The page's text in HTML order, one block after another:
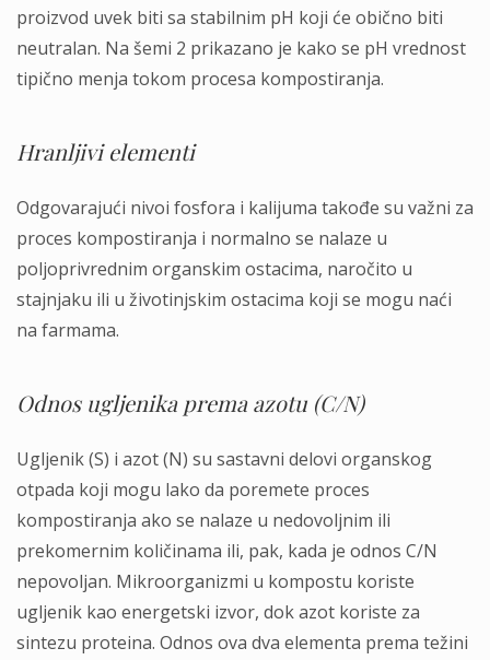
proizvod uvek biti sa stabilnim pH koji će obično biti
neutralan. Na šemi 2 prikazano je kako se pH vrednost
tipično menja tokom procesa kompostiranja.
Hranljivi elementi
Odgovarajući nivoi fosfora i kalijuma takođe su važni za
proces kompostiranja i normalno se nalaze u
poljoprivrednim organskim ostacima, naročito u
stajnjaku ili u životinjskim ostacima koji se mogu naći
na farmama.
Odnos ugljenika prema azotu (C/N)
Ugljenik (S) i azot (N) su sastavni delovi organskog
otpada koji mogu lako da poremete proces
kompostiranja ako se nalaze u nedovoljnim ili
prekomernim količinama ili, pak, kada je odnos C/N
nepovoljan. Mikroorganizmi u kompostu koriste
ugljenik kao energetski izvor, dok azot koriste za
sintezu proteina. Odnos ova dva elementa prema težini